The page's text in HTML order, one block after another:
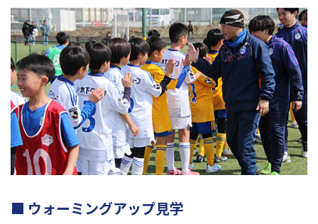
ウォーミングアップ見学